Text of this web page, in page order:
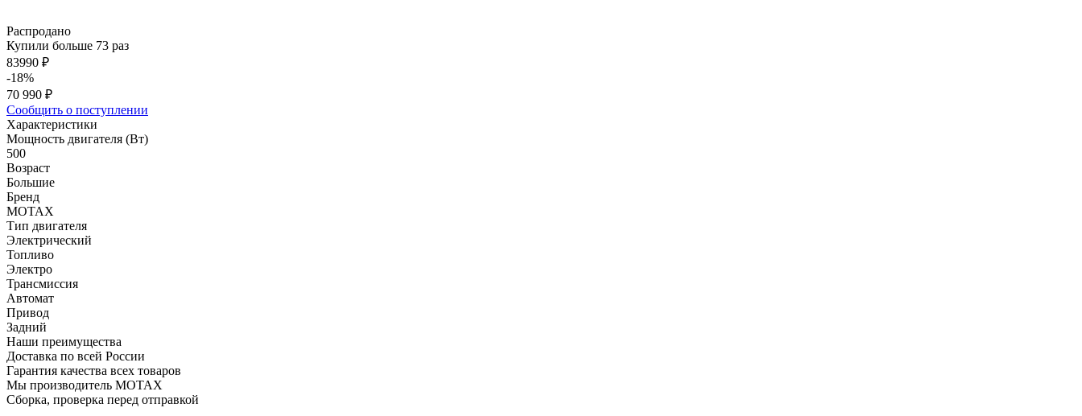
Распродано
Купили больше 73 раз
83990 ₽
-18%
70 990 ₽
Сообщить о поступлении
Характеристики
Мощность двигателя (Вт)
500
Возраст
Большие
Бренд
MOTAX
Тип двигателя
Электрический
Топливо
Электро
Трансмиссия
Автомат
Привод
Задний
Наши преимущества
Доставка по всей России
Гарантия качества всех товаров
Мы производитель MOTAX
Сборка, проверка перед отправкой